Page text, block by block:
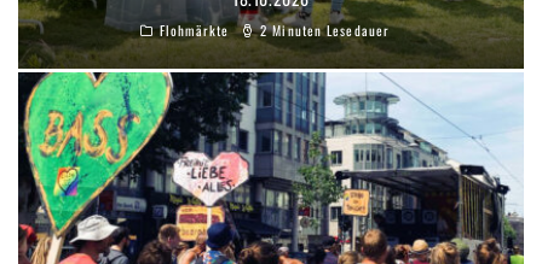
Flohmärkte 2 Minuten Lesedauer